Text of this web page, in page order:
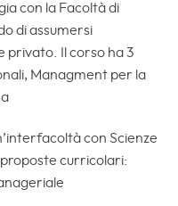
con la Facoltà di
di assumersi
privato. Il corso ha 3
Managment per la
con Scienze
curricolari: